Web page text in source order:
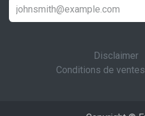
Disclaimer
Conditions de ventes